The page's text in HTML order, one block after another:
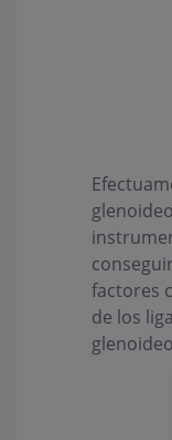
factores
de los